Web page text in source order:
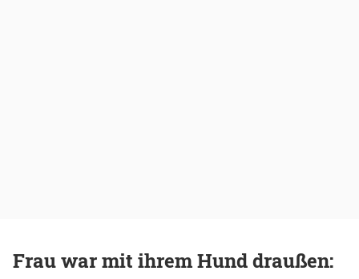
Frau war mit ihrem Hund draußen: